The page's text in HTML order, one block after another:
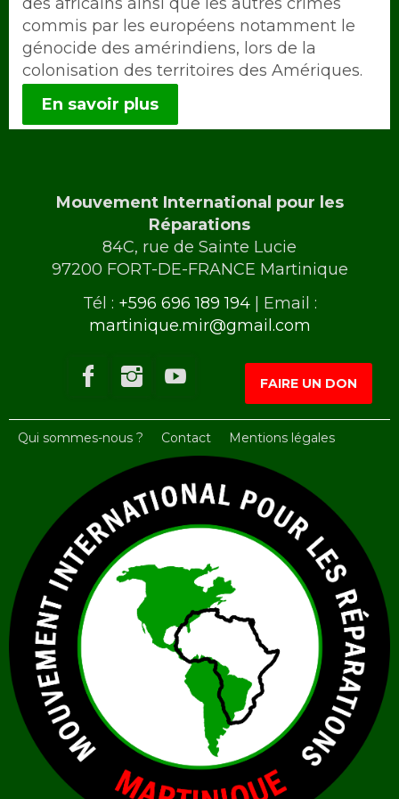
commis par les européens notamment le
génocide des amérindiens, lors de la
colonisation des territoires des Amériques.
En savoir plus
Mouvement International pour les
Réparations
84C, rue de Sainte Lucie
97200 FORT-DE-FRANCE Martinique
Tél : +596 696 189 194| Email :
martinique.mir@gmail.com
FAIRE UN DON
Qui sommes-nous ? Contact Mentions légales